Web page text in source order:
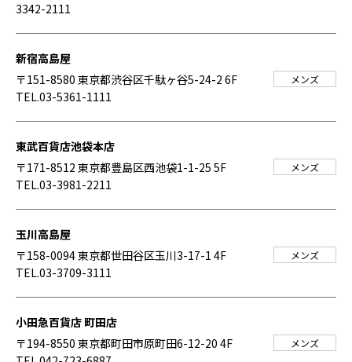
3342-2111
新宿高島屋
〒151-8580 東京都渋谷区千駄ヶ谷5-24-2 6F
TEL.03-5361-1111
メンズ
東武百貨店池袋本店
〒171-8512 東京都豊島区西池袋1-1-25 5F
TEL.03-3981-2211
メンズ
玉川高島屋
〒158-0094 東京都世田谷区玉川3-17-1 4F
TEL.03-3709-3111
メンズ
小田急百貨店 町田店
〒194-8550 東京都町田市原町田6-12-20 4F
メンズ